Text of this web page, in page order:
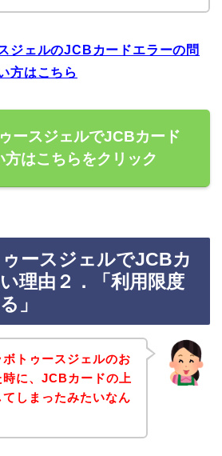
ジェルのJCBカードエラーの問
方はこちら
ースジェルでJCBカード
方はこちらをクリック
ースジェルでJCBカ
理由２．「利用限度
」
トゥースジェルのお
に、JCBカードの上
しまったみたいなん